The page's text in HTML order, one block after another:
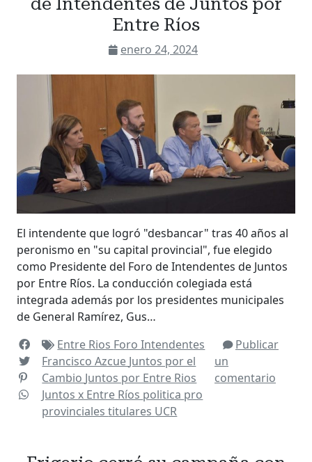
Entre Ríos
enero 24, 2024
El intendente que logró "desbancar" tras 40 años al
peronismo en "su capital provincial", fue elegido
como Presidente del Foro de Intendentes de Juntos
por Entre Ríos. La conducción colegiada está
integrada además por los presidentes municipales
de General Ramírez, Gus…
Entre Rios Foro Intendentes
Francisco Azcue Juntos por el
Cambio Juntos por Entre Rios
Juntos x Entre Ríos politica pro
provincialestitulares UCR
Publicar
un
comentario